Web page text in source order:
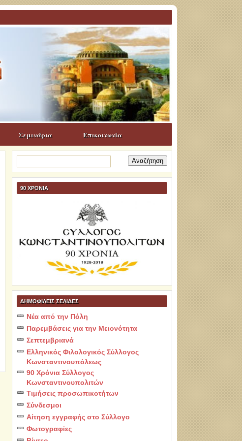
Σεμινάρια Επικοινωνία
για:
90 ΧΡΟΝΙΑ
ΔΗΜΟΦΙΛΕΙΣ ΣΕΛΙΔΕΣ
Νέα από την Πόλη
Παρεμβάσεις για την Μειονότητα
Σεπτεμβριανά
Ελληνικός Φιλολογικός Σύλλογος
Κωνσταντινουπόλεως
90 Χρόνια Σύλλογος
Κωνσταντινουπολιτών
Τιμήσεις προσωπικοτήτων
Σύνδεσμοι
Αίτηση εγγραφής στο Σύλλογο
Φωτογραφίες